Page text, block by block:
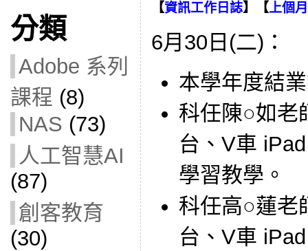
分類
Adobe 系列
課程 (8)
NAS (73)
人工智慧AI
(87)
創客教育
(30)
【資訊工作日誌】【上個
6月30日(二)：
本學年度結
科任陳○如老
台、V車
學習教學。
科任高○蓮老
台、V車